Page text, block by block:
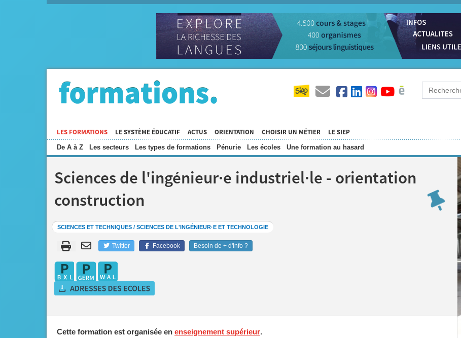
LES FORMATIONS
De A à Z Les secteurs Les types de formations Pénurie Les écoles Une formation au hasard
LE SYSTÈME ÉDUCATIF ACTUS ORIENTATION CHOISIR UN MÉTIER LE SIEP
Sciences de l'ingénieur·e industriel·le - orientation
construction
SCIENCES ET TECHNIQUES / SCIENCES DE L'INGÉNIEUR·E ET TECHNOLOGIE
Twitter Facebook Besoin de + d'info ?
Cette formation est organisée en enseignement supérieur.